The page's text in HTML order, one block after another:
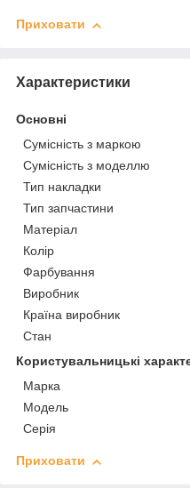
Приховати
Характеристики
Основні
Сумісність з маркою
Сумісність з моделлю
Тип накладки
Тип запчастини
Матеріал
Колір
Фарбування
Виробник
Країна виробник
Стан
Користувальницькі
Марка
Модель
Серія
Приховати